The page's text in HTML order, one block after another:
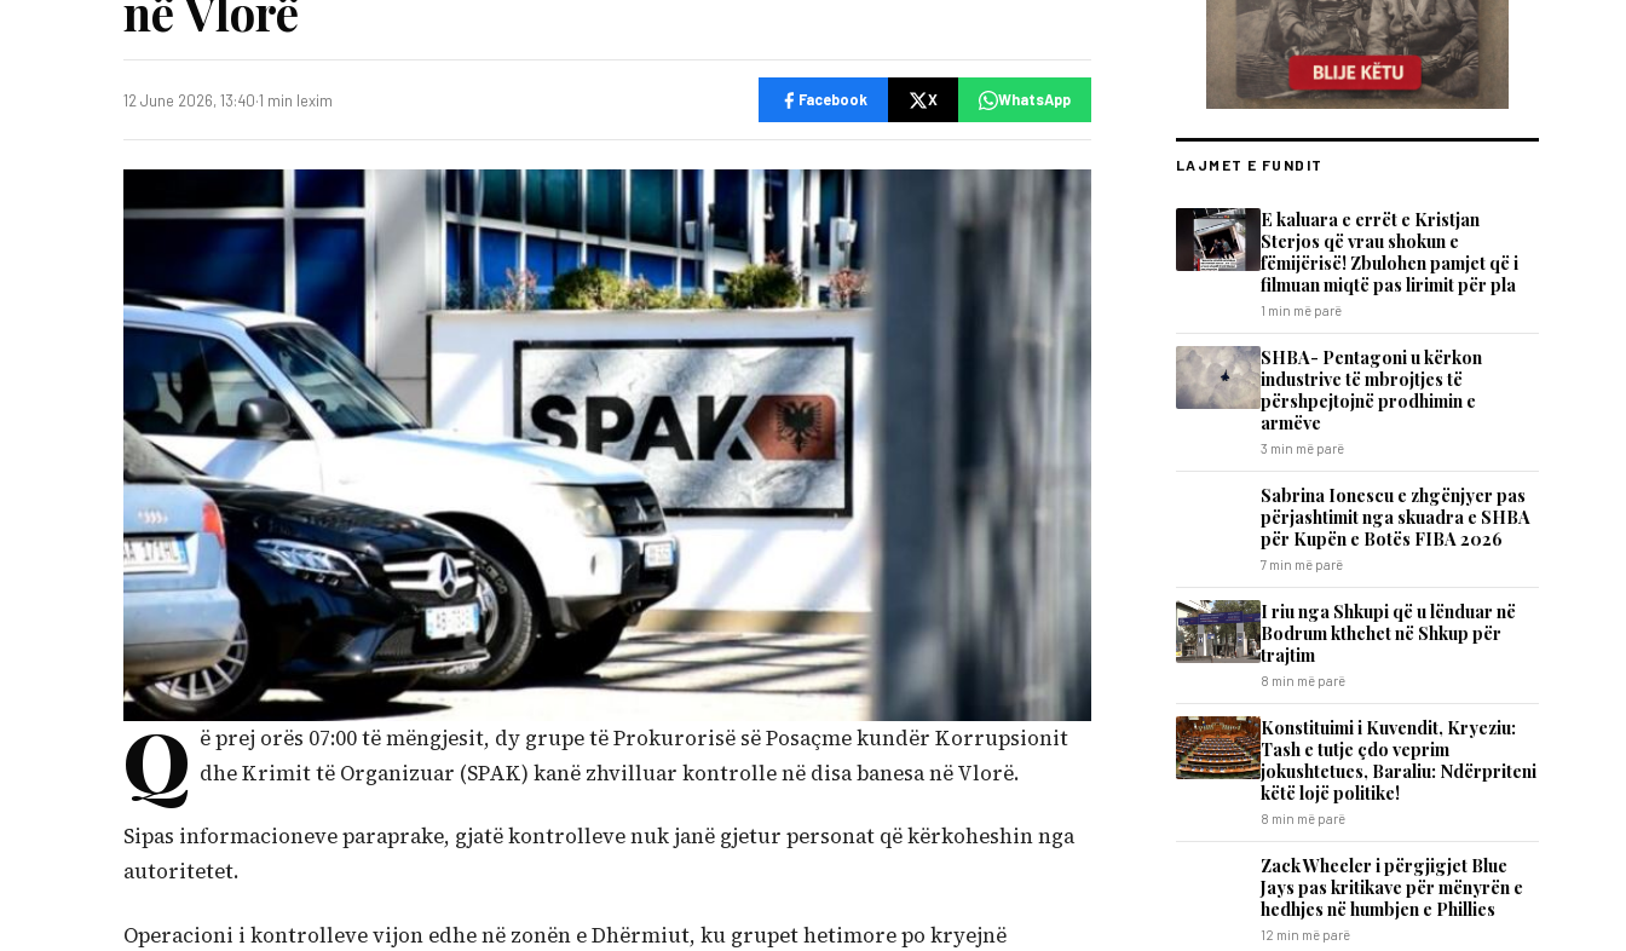
12 June 2026, 13:40·1 min lexim Facebook X WhatsApp
Q ë prej orës 07:00 të mëngjesit, dy grupe të Prokurorisë së Posaçme kundër Korrupsionit
dhe Krimit të Organizuar (SPAK) kanë zhvilluar kontrolle në disa banesa në Vlorë.
Sipas informacioneve paraprake, gjatë kontrolleve nuk janë gjetur personat që kërkoheshin nga
autoritetet.
Operacioni i kontrolleve vijon edhe në zonën e Dhërmiut, ku grupet hetimore po kryejnë
LAJMET E FUNDIT
E kaluara e errët e Kristjan
Sterjos që vrau shokun e
fëmijërisë! Zbulohen pamjet që i
filmuan miqtë pas lirimit për pla
1 min më parë
SHBA- Pentagoni u kërkon
industrive të mbrojtjes të
përshpejtojnë prodhimin e
armëve
3 min më parë
Sabrina Ionescu e zhgënjyer pas
përjashtimit nga skuadra e SHBA
për Kupën e Botës FIBA 2026
7 min më parë
I riu nga Shkupi që u lënduar në
Bodrum kthehet në Shkup për
trajtim
8 min më parë
​Konstituimi i Kuvendit, Kryeziu:
Tash e tutje çdo veprim
jokushtetues, Baraliu: Ndërpriteni
këtë lojë politike!
8 min më parë
Zack Wheeler i përgjigjet Blue
Jays pas kritikave për mënyrën e
hedhjes në humbjen e Phillies
12 min më parë